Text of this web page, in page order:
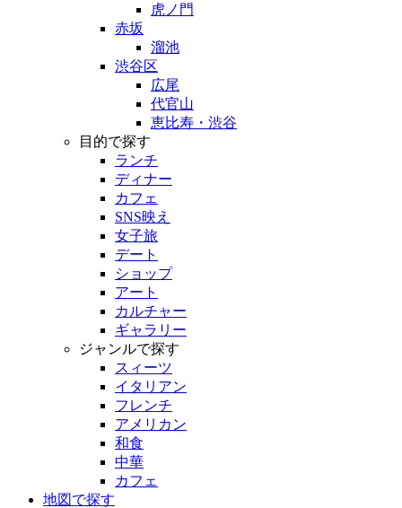
虎ノ門
赤坂
溜池
渋谷区
広尾
代官山
恵比寿・渋谷
目的で探す
ランチ
ディナー
カフェ
SNS映え
女子旅
デート
ショップ
アート
カルチャー
ギャラリー
ジャンルで探す
スィーツ
イタリアン
フレンチ
アメリカン
和食
中華
カフェ
地図で探す